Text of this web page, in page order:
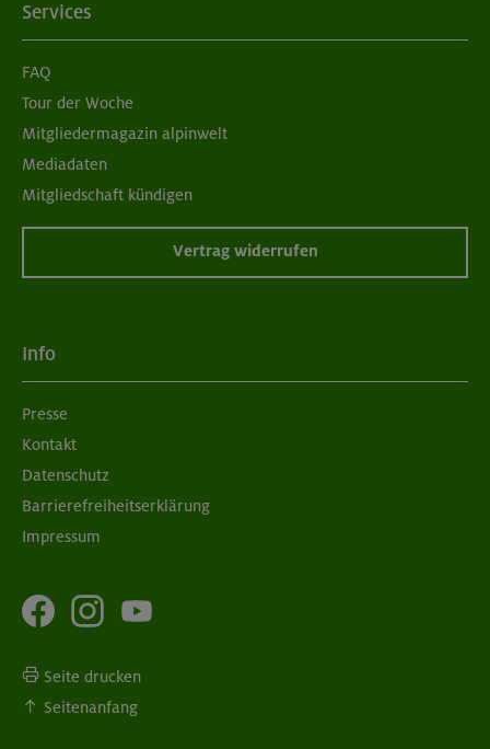
Services
FAQ
Tour der Woche
Mitgliedermagazin alpinwelt
Mediadaten
Mitgliedschaft kündigen
Vertrag widerrufen
Info
Presse
Kontakt
Datenschutz
Barrierefreiheitserklärung
Impressum
Seite drucken
Seitenanfang